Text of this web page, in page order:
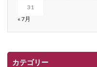
31
« 7月
カテゴリー